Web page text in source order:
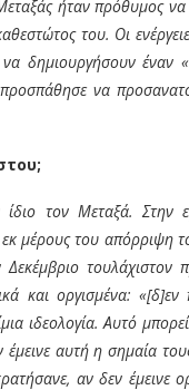
ήταν πρόθυμος
του. Οι
δημιουργήσουν
να
τον Μεταξά. Στην
μέρους του απόρριψη
και οργισμένα:
ιδεολογία. Αυτό
έμεινε αυτή η σημαία
αν δεν